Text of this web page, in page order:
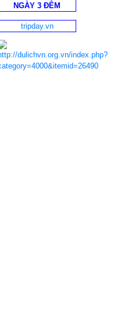
NGÀY 3 ĐÊM
tripday.vn